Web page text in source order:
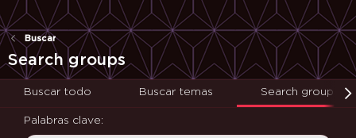
Buscar
Search groups
Buscar todo Buscar temas Search groups
Palabras clave